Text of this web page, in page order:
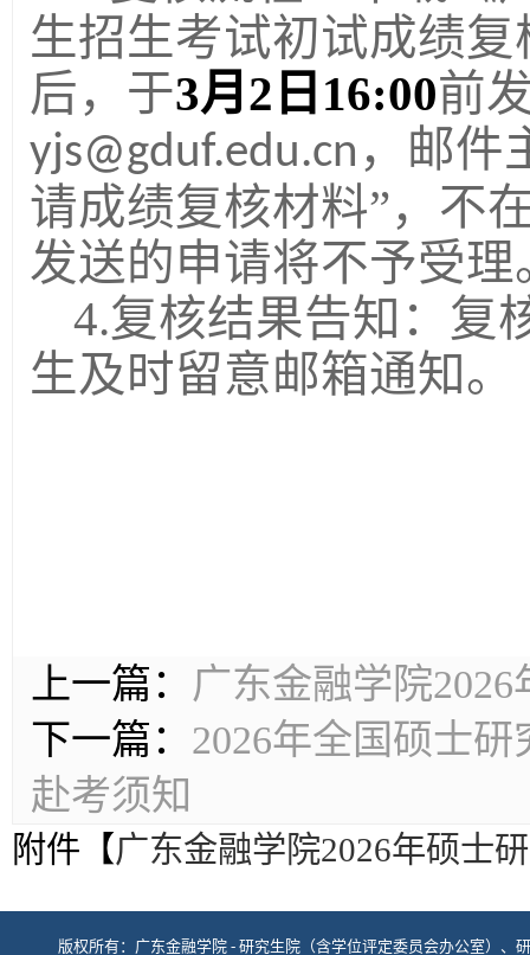
生招生考试初试成绩
后，于3月2日16:00前
yjs@gduf.edu.cn ，邮件
请成绩复核材料”，不
发送的申请将不予受理
4.复核结果告知：复
生及时留意邮箱通知。
上一篇： 广东金融学院
下一篇： 2026年全国硕士
赴考须知
附件【广东金融学院2026年硕士
版权所有：广东金融学院 - 研究生院（含学位评定委员会办公室）